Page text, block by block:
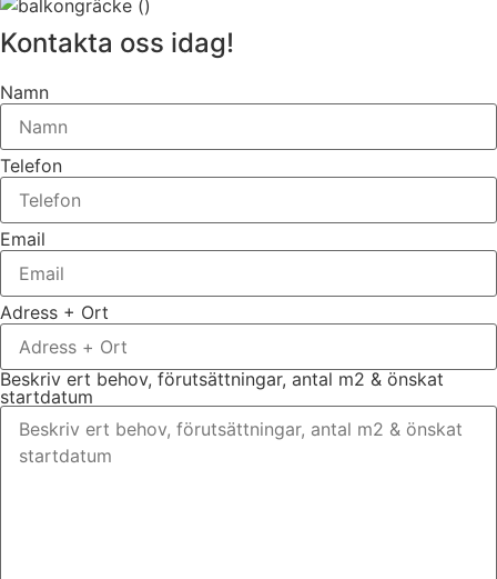
Kontakta oss idag!
Namn
Telefon
Email
Adress + Ort
Beskriv ert behov, förutsättningar, antal m2 & önskat
startdatum